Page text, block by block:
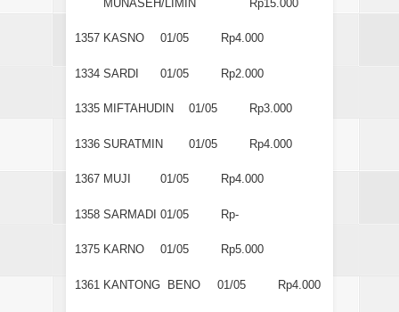
MUNASEH/LIMIN Rp15.000
1357 KASNO 01/05 Rp4.000
1334 SARDI 01/05 Rp2.000
1335 MIFTAHUDIN 01/05 Rp3.000
1336 SURATMIN 01/05 Rp4.000
1367 MUJI 01/05 Rp4.000
1358 SARMADI 01/05 Rp-
1375 KARNO 01/05 Rp5.000
1361 KANTONG BENO 01/05 Rp4.000